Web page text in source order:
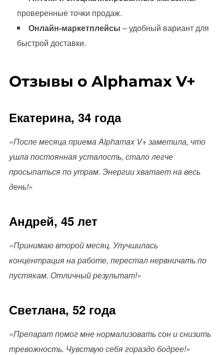
проверенные точки продаж.
Онлайн-маркетплейсы – удобный вариант для
быстрой доставки.
Отзывы о Alphamax V+
Екатерина, 34 года
«После месяца приема Alphamax V+ заметила, что
ушла постоянная усталость, стало легче
просыпаться по утрам. Энергии хватает на весь
день!»
Андрей, 45 лет
«Принимаю второй месяц. Улучшилась
концентрация на работе, перестал нервничать по
пустякам. Отличный результат!»
Светлана, 52 года
«Препарат помог мне нормализовать сон и снизить
тревожность. Чувствую себя гораздо бодрее!»